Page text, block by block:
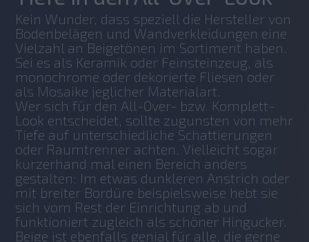
Kein Wunder, dass speziell die Hersteller von
Bodenbelägen und Wandverkleidungen eine
Vielzahl an Beigetönen im Sortiment haben.
Sei es als Keramik oder Feinsteinzeug, als
monochrome oder dekorierte Fliesen oder
als Mosaike jeglicher Materialart.
Wer sich für den All-Over- bzw. Komplett-
Look entscheidet, sollte zugunsten von mehr
Tiefe auf unterschiedliche Schattierungen
oder Raumtrenner achten. Vielleicht sogar
kurzerhand mal einen Bereich anders
gestalten: Im etwas dunkleren Anstrich oder
mit breiter Bordüre beispielsweise hebt sie
sich vom Rest der Einrichtung ab und
funktioniert zugleich als schöner Hingucker.
Beige ist ebenfalls genial für alle, die gerne